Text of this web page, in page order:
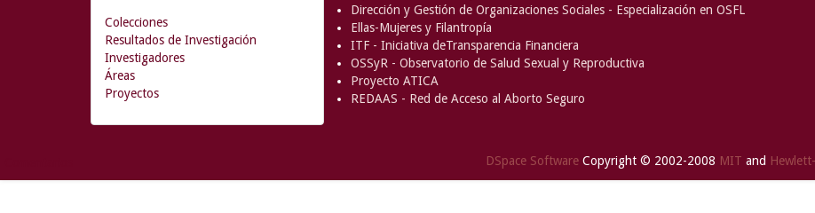
Colecciones
Resultados de Investigación
Investigadores
Áreas
Proyectos
Dirección y Gestión de Organizaciones Sociales - Especialización en OSFL
Ellas-Mujeres y Filantropía
ITF - Iniciativa deTransparencia Financiera
OSSyR - Observatorio de Salud Sexual y Reproductiva
Proyecto ATICA
REDAAS - Red de Acceso al Aborto Seguro
DSpace Software Copyright © 2002-2008 MIT and